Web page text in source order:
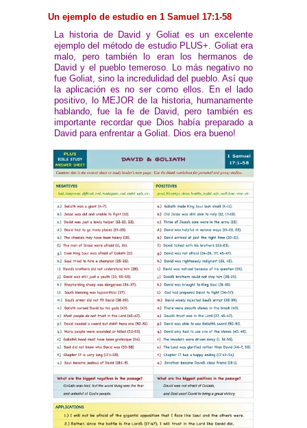
Un ejemplo de estudio en 1 Samuel 17:1-58
La historia de David y Goliat es un excelente
ejemplo del método de estudio PLUS+. Goliat era
malo, pero también lo eran los hermanos de
David y el pueblo temeroso. Lo más negativo no
fue Goliat, sino la incredulidad del pueblo. Así que
la aplicación es no ser como ellos. En el lado
positivo, lo MEJOR de la historia, humanamente
hablando, fue la fe de David, pero también es
importante recordar que Dios había preparado a
David para enfrentar a Goliat. Dios era bueno!